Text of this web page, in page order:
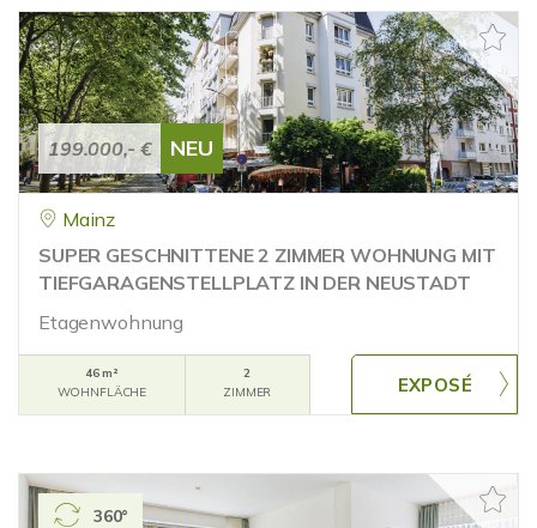
199.000,- € NEU
Mainz
SUPER GESCHNITTENE 2 ZIMMER WOHNUNG MIT
TIEFGARAGENSTELLPLATZ IN DER NEUSTADT
Etagenwohnung
46 m²
WOHNFLÄCHE
2
ZIMMER
360°